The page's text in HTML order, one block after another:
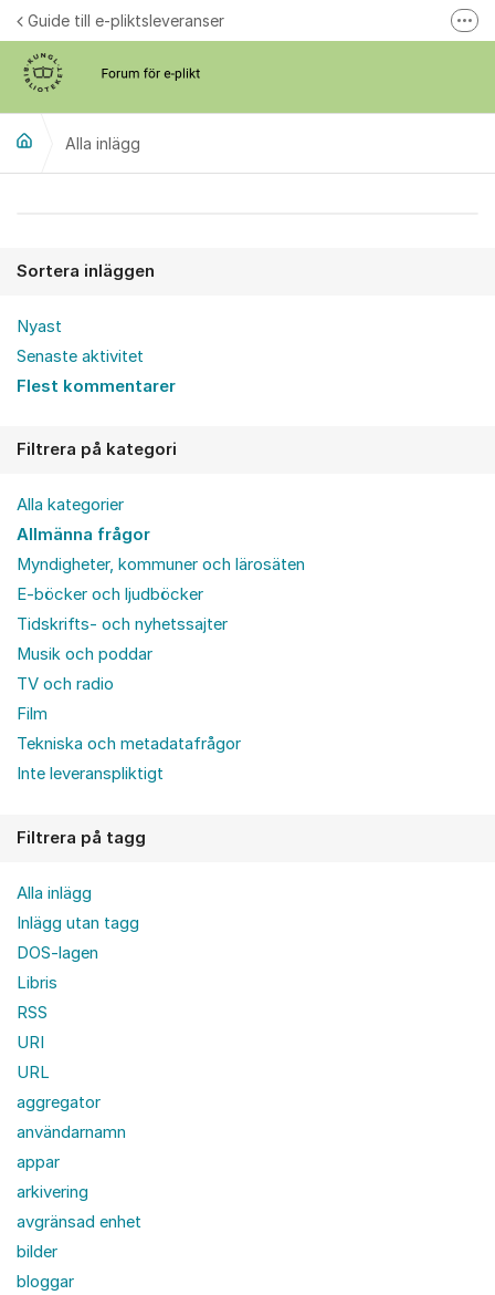
Hoppa till innehåll
Guide till e-pliktsleveranser
Alla inlägg
Sortera inläggen
Nyast
Senaste aktivitet
Flest kommentarer
Filtrera på kategori
Alla kategorier
Allmänna frågor
Myndigheter, kommuner och lärosäten
E-böcker och ljudböcker
Tidskrifts- och nyhetssajter
Musik och poddar
TV och radio
Film
Tekniska och metadatafrågor
Inte leveranspliktigt
Filtrera på tagg
Alla inlägg
Inlägg utan tagg
DOS-lagen
Libris
RSS
URI
URL
aggregator
användarnamn
appar
arkivering
avgränsad enhet
bilder
bloggar